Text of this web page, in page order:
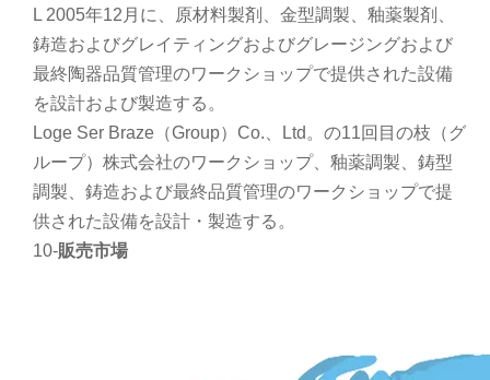
L 2005年12月に、原材料製剤、金型調製、釉薬製剤、
鋳造およびグレイティングおよびグレージングおよび
最終陶器品質管理のワークショップで提供された設備
を設計および製造する。
Loge Ser Braze（Group）Co.、Ltd。の11回目の枝（グ
ループ）株式会社のワークショップ、釉薬調製、鋳型
調製、鋳造および最終品質管理のワークショップで提
供された設備を設計・製造する。
10-販売市場